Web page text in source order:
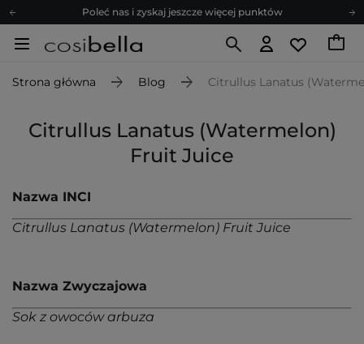
Poleć nas i zyskaj jeszcze więcej punktów
Zapisz się na newsletter pełen porad
Z nami to możliwe! Realizacja zamówienia do 24h.
Zapisz się na newsletter pełen porad
Strona główna Blog Citrullus Lanatus
Citrullus Lanatus (Watermelon)
Fruit Juice
Nazwa INCI
Citrullus Lanatus (Watermelon) Fruit Juice
Nazwa Zwyczajowa
Sok z owoców arbuza